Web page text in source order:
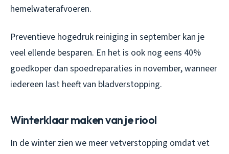
hemelwaterafvoeren.
Preventieve hogedruk reiniging in september kan je
veel ellende besparen. En het is ook nog eens 40%
goedkoper dan spoedreparaties in november, wanneer
iedereen last heeft van bladverstopping.
Winterklaar maken van je riool
In de winter zien we meer vetverstopping omdat vet